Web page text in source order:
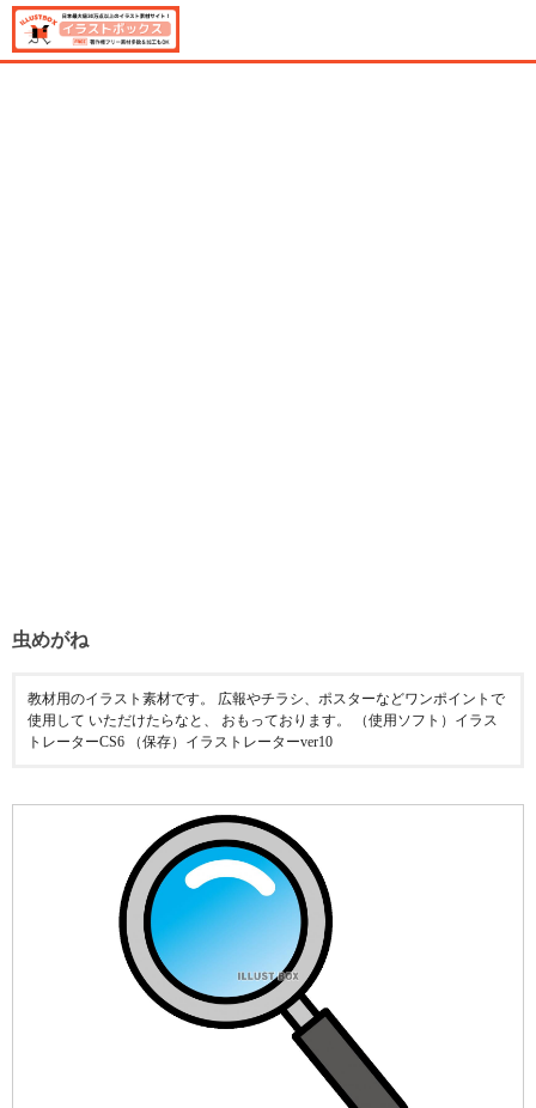
虫めがね
教材用のイラスト素材です。 広報やチラシ、ポスターなどワンポイントで
使用して いただけたらなと、 おもっております。 （使用ソフト）イラス
トレーターCS6 （保存）イラストレーターver10